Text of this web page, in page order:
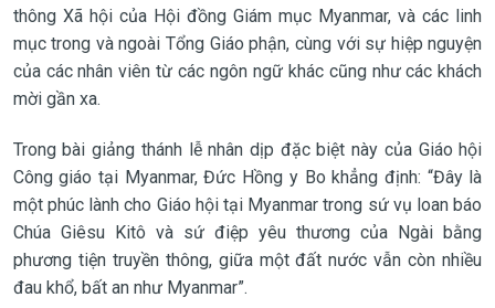
thông Xã hội của Hội đồng Giám mục Myanmar, và các linh
mục trong và ngoài Tổng Giáo phận, cùng với sự hiệp nguyện
của các nhân viên từ các ngôn ngữ khác cũng như các khách
mời gần xa.
Trong bài giảng thánh lễ nhân dịp đặc biệt này của Giáo hội
Công giáo tại Myanmar, Đức Hồng y Bo khẳng định: “Đây là
một phúc lành cho Giáo hội tại Myanmar trong sứ vụ loan báo
Chúa Giêsu Kitô và sứ điệp yêu thương của Ngài bằng
phương tiện truyền thông, giữa một đất nước vẫn còn nhiều
đau khổ, bất an như Myanmar”.